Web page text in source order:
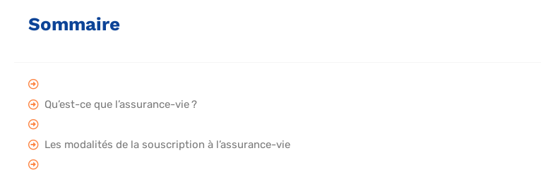
Sommaire
Qu’est-ce que l’assurance-vie ?
Les modalités de la souscription à l’assurance-vie